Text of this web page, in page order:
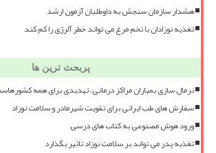
هشدار سازمان سنجش به داوطلبان آزمون ارشد
تغذیه نوزادان با تخم مرغ می تواند خطر آلرژی را کم کند
پربحث ترین ها
نرمال سازی بمباران مراکز درمانی، تهدیدی برای همه
سفارش های طب ایرانی برای تقویت شیرمادر و سلامت نوزاد
ورود هوش مصنوعی به کتاب های درسی
تغذیه پدر می تواند بر سلامت نوزاد تاثیر بگذارد